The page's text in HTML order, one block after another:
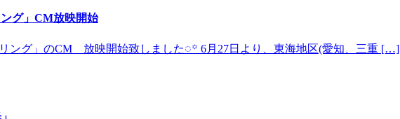
グ」CM放映開始
ング」のCM 放映開始致しました◌꙳ 6月27日より、東海地区(愛知、三重 […]